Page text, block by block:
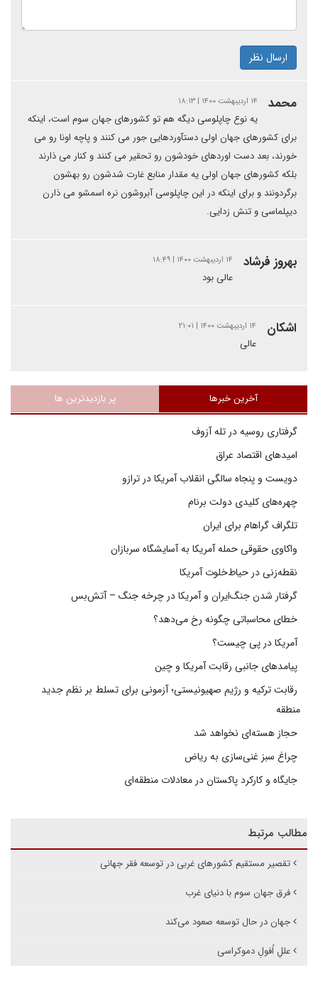
ارسال نظر
محمد ۱۴ اردیبهشت ۱۴۰۰ | ۱۸:۱۳
یه نوع چاپلوسی دیگه هم تو کشورهای جهان سوم است، اینکه
برای کشورهای جهان اولی دستآوردهایی جور می کنند و پاچه اونا رو می
خورند، بعد دست اوردهای خودشون رو تحقیر می کنند و کنار می ذارند
بلکه کشورهای جهان اولی یه مقدار منابع غارت شدشون رو بهشون
برگردونند و برای اینکه در این چاپلوسی آبروشون نره اسمشو می ذارن
دیپلماسی و تنش زدایی.
بهروز فرشاد ۱۴ اردیبهشت ۱۴۰۰ | ۱۸:۴۹
عالی بود
اشکان ۱۴ اردیبهشت ۱۴۰۰ | ۲۱:۰۱
عالی
آخرین خبرها پر بازدیدترین ها
گرفتاری روسیه در تله آزوف
امیدهای اقتصاد عراق
دویست و پنجاه سالگی انقلاب آمریکا در ترازو
چهره‌های کلیدی دولت برنام
تلگراف گراهام برای ایران
واکاوی حقوقی حمله آمریکا به آسایشگاه سربازان
نقطه‌زنی در حیاط‌خلوت آمریکا
گرفتار شدن جنگ‌ایران و آمریکا در چرخه جنگ – آتش‌بس
خطای محاسباتی چگونه رخ می‌دهد؟
آمریکا در پی چیست؟
پیامدهای جانبی رقابت آمریکا و چین
رقابت ترکیه و رژیم صهیونیستی؛ آزمونی برای تسلط بر نظم جدید
منطقه
حجاز هسته‌ای نخواهد شد
چراغ سبز غنی‌سازی به ریاض
جایگاه و کارکرد پاکستان در معادلات منطقه‌ای
مطالب مرتبط
تقصیر مستقیم کشورهای غربی در توسعه فقر جهانی
فرق جهان سوم با دنیای غرب
جهان در حال توسعه صعود می‌کند
عللِ اُفولِ دموکراسی